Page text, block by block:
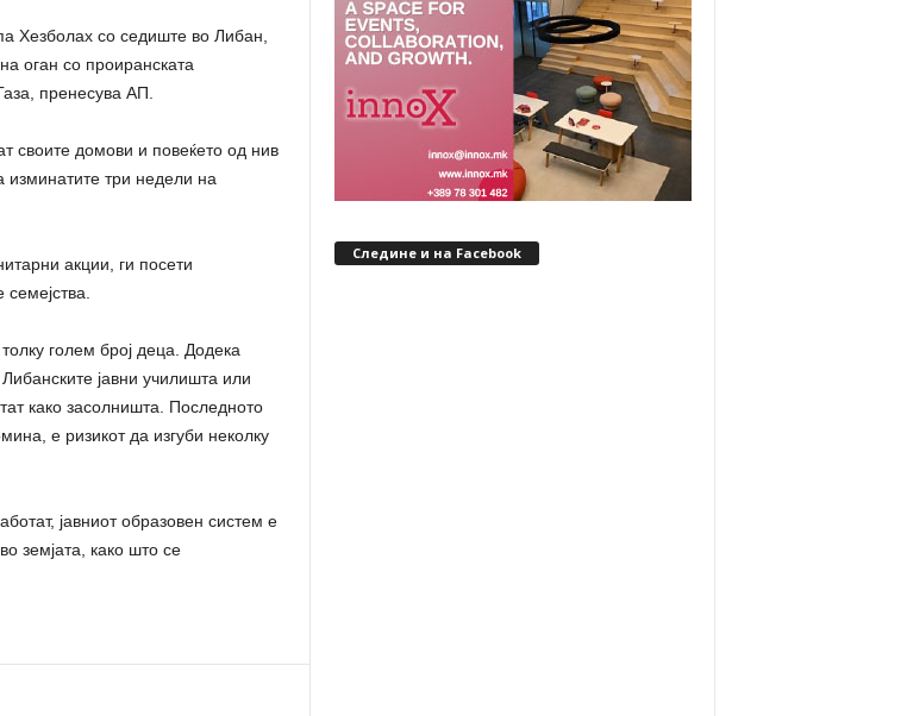
Хезболах со седиште во Либан,
оган со проиранската
пренесува АП.
своите домови и повеќето од нив
изминатите три недели на
акции, ги посети
голем број деца. Додека
јавни училишта или
како засолништа. Последното
е ризикот да изгуби неколку
јавниот образовен систем е
земјата, како што се
Следине и на Facebook